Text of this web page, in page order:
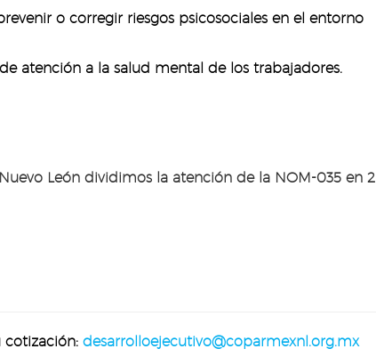
o corregir riesgos psicosociales en el entorno
atención a la salud mental de los trabajadores.
Nuevo León dividimos la atención de la NOM-035 en 2
cotización: desarrolloejecutivo@coparmexnl.org.mx